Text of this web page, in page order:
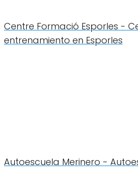
Centre Formació Esporles -
entrenamiento en Esporles
Autoescuela Merinero -